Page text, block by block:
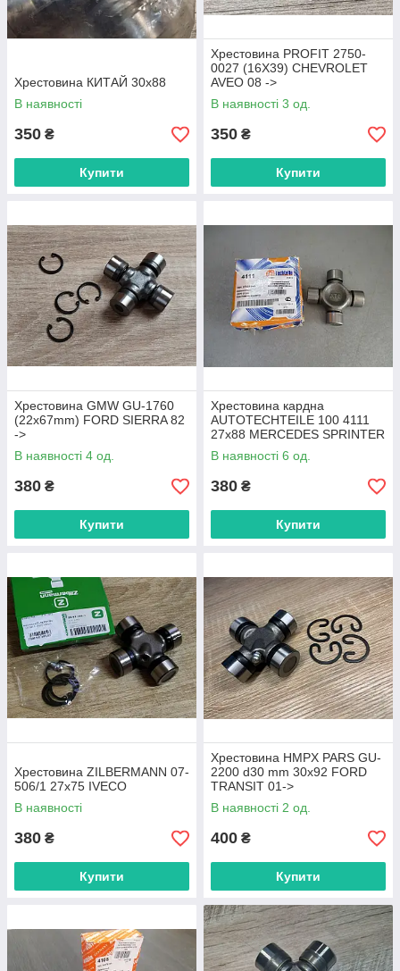
Хрестовина КИТАЙ 30x88
В наявності
350 ₴
Купити
Хрестовина PROFIT 2750-
0027 (16X39) CHEVROLET
AVEO 08 ->
В наявності 3 од.
350 ₴
Купити
Хрестовина GMW GU-1760
(22x67mm) FORD SIERRA 82
->
В наявності 4 од.
380 ₴
Купити
Хрестовина кардна
AUTOTECHTEILE 100 4111
27x88 MERCEDES SPRINTER
06->
В наявності 6 од.
380 ₴
Купити
Хрестовина ZILBERMANN 07-
506/1 27х75 IVECO
В наявності
380 ₴
Купити
Хрестовина HMPX PARS GU-
2200 d30 mm 30x92 FORD
TRANSIT 01->
В наявності 2 од.
400 ₴
Купити